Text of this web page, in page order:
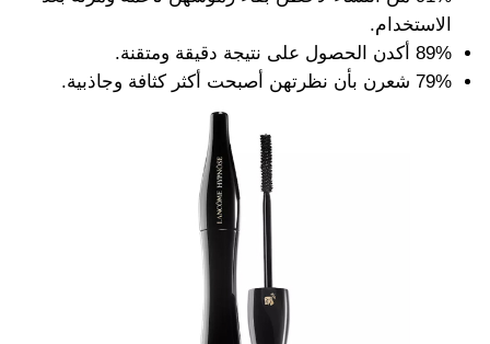
الاستخدام.
89% أكدن الحصول على نتيجة دقيقة ومتقنة.
79% شعرن بأن نظرتهن أصبحت أكثر كثافة وجاذبية.